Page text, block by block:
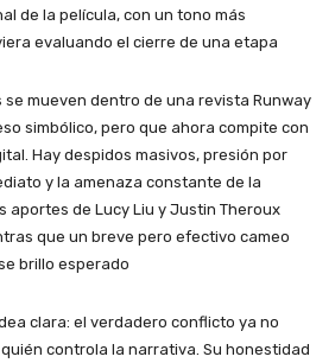
de la película, con un tono más
evaluando el cierre de una etapa.
mueven dentro de una revista Runway
simbólico, pero que ahora compite con
Hay despidos masivos, presión por
y la amenaza constante de la
aportes de Lucy Liu y Justin Theroux
que un breve pero efectivo cameo
brillo esperado.
clara: el verdadero conflicto ya no
controla la narrativa. Su honestidad